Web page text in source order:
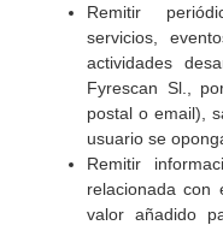
Remitir
servicios,
actividades
Fyrescan Sl.,
postal o email),
usuario se
Remitir
relacionada con
valor añadido